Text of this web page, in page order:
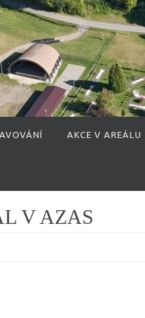
AKCE V AREÁLU
V AZAS